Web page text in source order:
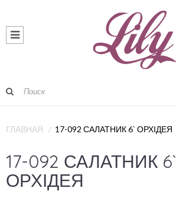
ГЛАВНАЯ 17-092 САЛАТНИК 6` ОРХІДЕЯ
17-092 САЛАТНИК 6`
ОРХІДЕЯ